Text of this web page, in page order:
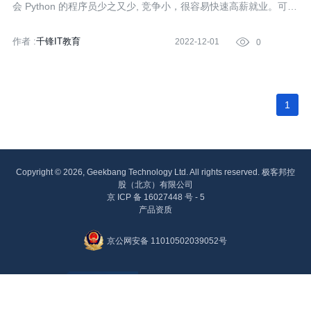
会 Python 的程序员少之又少, 竞争小，很容易快速高薪就业。可能
作者 :千锋IT教育 2022-12-01  0
1
Copyright © 2026, Geekbang Technology Ltd. All rights reserved. 极客邦控
股（北京）有限公司
京 ICP 备 16027448 号 - 5
产品资质
京公网安备 11010502039052号